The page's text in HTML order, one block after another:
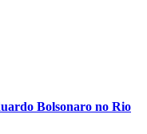
Bolsonaro no Rio